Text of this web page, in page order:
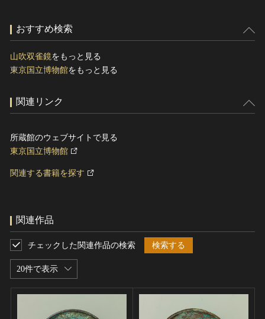
おすすめ検索
山吹双雀鏡をもっと見る
東京国立博物館をもっと見る
関連リンク
所蔵館のウェブサイトで見る
東京国立博物館
関連する書籍を探す
関連作品
20件で表示
チェックした関連作品の検索 検索する